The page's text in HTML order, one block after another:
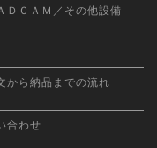
ＤＣＡＭ／その他設備
から納品までの流れ
合わせ